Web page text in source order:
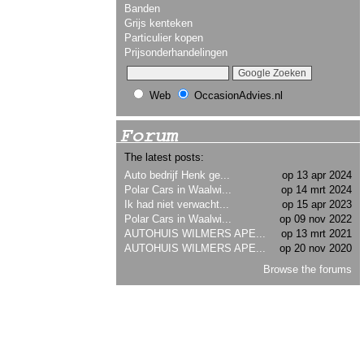
Banden
Grijs kenteken
Particulier kopen
Prijsonderhandelingen
Web OccasionAdvies.nl
Forum
The latest posts:
op 13 apr 2024
Auto bedrijf Henk ge...
op 14 mrt 2024
Polar Cars in Waalwi...
op 15 apr 2023
Ik had niet verwacht...
op 09 nov 2022
Polar Cars in Waalwi...
op 13 mrt 2021
AUTOHUIS WILMERS APE...
op 20 nov 2020
AUTOHUIS WILMERS APE...
Browse the forums